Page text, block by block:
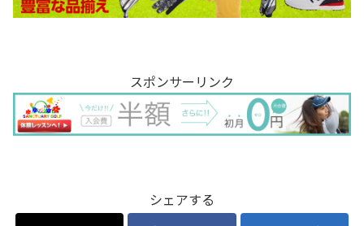
スポンサーリンク
シェアする